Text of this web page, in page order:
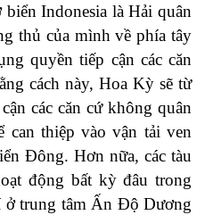
Indonesia là Hải quân
thủ của mình về phía tây
quyền tiếp cận các căn
cách này, Hoa Kỳ sẽ từ
các căn cứ không quân
can thiệp vào vận tải ven
Đông. Hơn nữa, các tàu
động bất kỳ đâu trong
ở trung tâm Ấn Độ Dương